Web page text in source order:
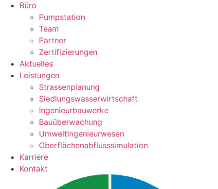
Büro
Pumpstation
Team
Partner
Zertifizierungen
Aktuelles
Leistungen
Strassenplanung
Siedlungswasserwirtschaft
Ingenieurbauwerke
Bauüberwachung
Umweltingenieurwesen
Oberflächenabflusssimulation
Karriere
Kontakt